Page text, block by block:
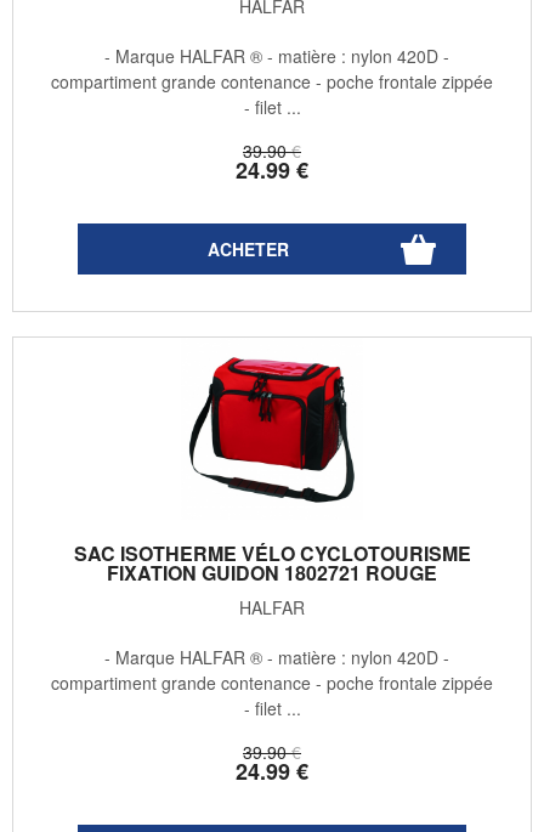
HALFAR
39.90 €
24.99€
- Marque HALFAR ® - matière : nylon 420D -
compartiment grande contenance - poche frontale zippée
- filet ...
SAC ISOTHERME VÉLO CYCLOTOURISME
FIXATION GUIDON 1802721 ROUGE
HALFAR
39.90 €
24.99€
- Marque HALFAR ® - matière : nylon 420D -
compartiment grande contenance - poche frontale zippée
- filet ...